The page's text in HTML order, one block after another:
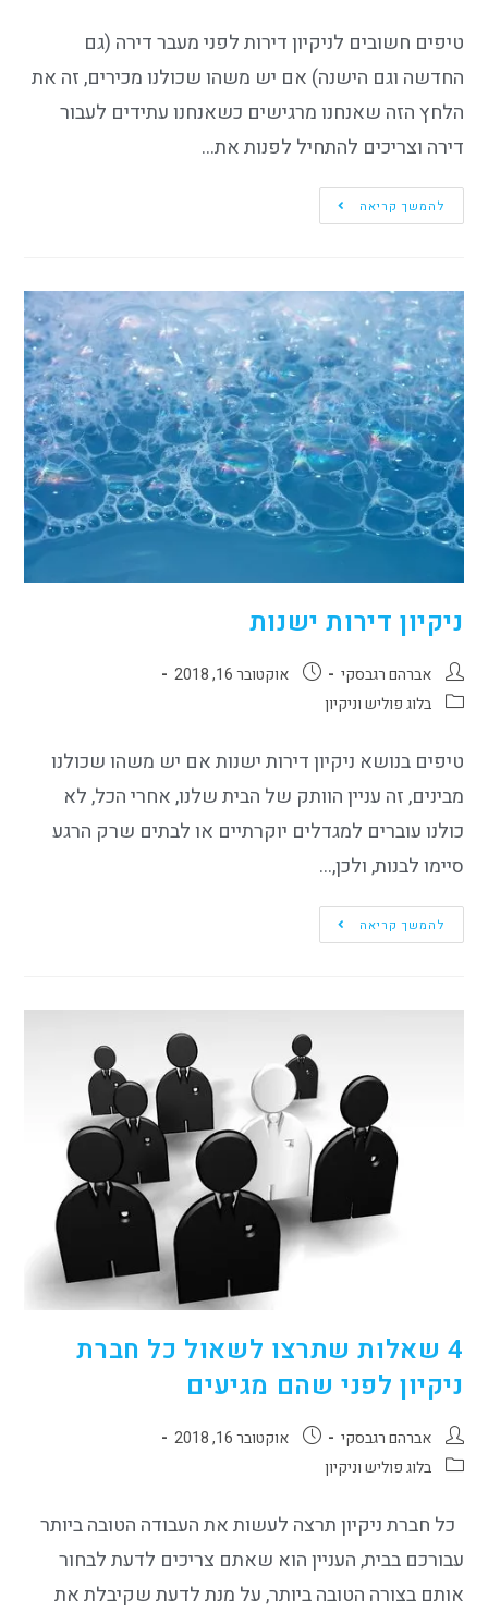
טיפים חשובים לניקיון דירות לפני מעבר דירה (גם
החדשה וגם הישנה) אם יש משהו שכולנו מכירים, זה את
הלחץ הזה שאנחנו מרגישים כשאנחנו עתידים לעבור
דירה וצריכים להתחיל לפנות את…
להמשך קריאה
ניקיון דירות ישנות
אברהם רגבסקי
אוקטובר 16, 2018
בלוג פוליש וניקיון
טיפים בנושא ניקיון דירות ישנות אם יש משהו שכולנו
מבינים, זה עניין הוותק של הבית שלנו, אחרי הכל, לא
כולנו עוברים למגדלים יוקרתיים או לבתים שרק הרגע
סיימו לבנות, ולכן,…
להמשך קריאה
4 שאלות שתרצו לשאול כל חברת
ניקיון לפני שהם מגיעים
אברהם רגבסקי
אוקטובר 16, 2018
בלוג פוליש וניקיון
כל חברת ניקיון תרצה לעשות את העבודה הטובה ביותר
עבורכם בבית, העניין הוא שאתם צריכים לדעת לבחור
אותם בצורה הטובה ביותר, על מנת לדעת שקיבלת את